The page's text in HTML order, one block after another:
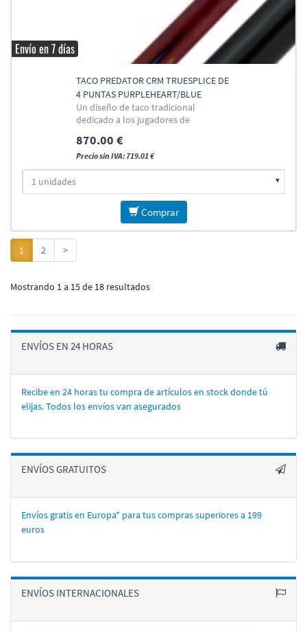
Envío en 7 días
TACO PREDATOR CRM TRUESPLICE DE
4 PUNTAS PURPLEHEART/BLUE
Un diseño de taco tradicional
dedicado a los jugadores de
870.00 €
Precio sin IVA: 719.01 €
Comprar
1 2 >
Mostrando 1 a 15 de 18 resultados
ENVÍOS EN 24 HORAS
Recibe en 24 horas tu compra de artí­culos en stock donde tú
elijas. Todos los enví­os van asegurados
ENVÍOS GRATUITOS
Envíos gratis en Europa* para tus compras superiores a 199
euros
ENVÍOS INTERNACIONALES